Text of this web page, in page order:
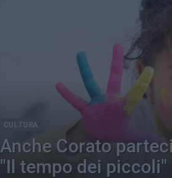
CULTURA
Anche Corato
"Il tempo dei piccoli"